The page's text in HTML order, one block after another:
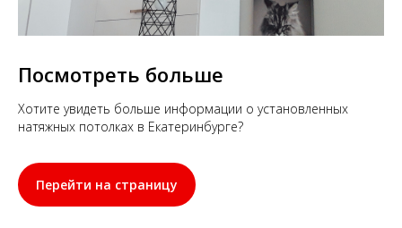
Посмотреть больше
Хотите увидеть больше информации о установленных
натяжных потолках в Екатеринбурге?
Перейти на страницу